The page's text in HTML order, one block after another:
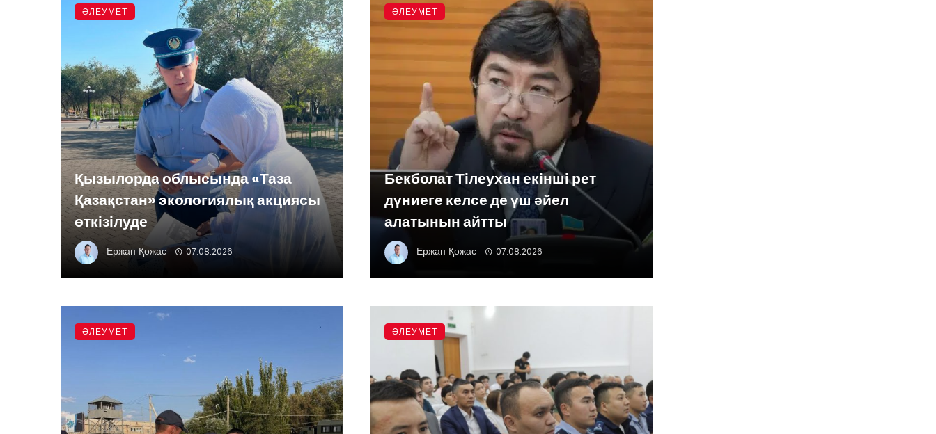
Қызылорда облысында «Таза
Қазақстан» экологиялық акциясы
өткізілуде
Ержан Қожас 07.08.2026
ӘЛЕУМЕТ
Бекболат Тілеухан екінші рет
дүниеге келсе де үш әйел
алатынын айтты
Ержан Қожас 07.08.2026
ӘЛЕУМЕТ
ӘЛЕУМЕТ ӘЛЕУМЕТ